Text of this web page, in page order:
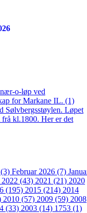
o-løp ved
for Markane IL. (1)
Sølvbergsstøylen. Løpet
kl.1800. Her er det
Februar 2026 (7)
2022 (43) 2021 (21) 2020
(195) 2015 (214) 2014
2010 (57) 2009 (59) 2008
(33) 2003 (14) 1753 (1)